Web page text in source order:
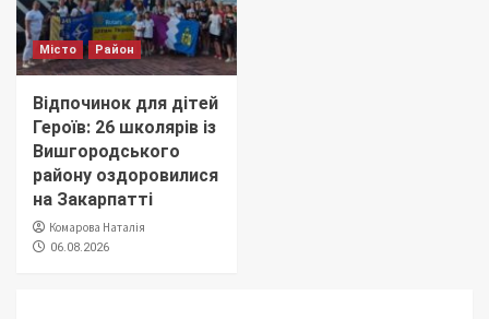
Місто Район
Відпочинок для дітей
Героїв: 26 школярів із
Вишгородського
району оздоровилися
на Закарпатті
Комарова Наталія
06.08.2026